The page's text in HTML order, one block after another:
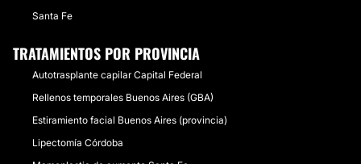
Santa Fe
TRATAMIENTOS POR PROVINCIA
Autotrasplante capilar Capital Federal
Rellenos temporales Buenos Aires (GBA)
Estiramiento facial Buenos Aires (provincia)
Lipectomía Córdoba